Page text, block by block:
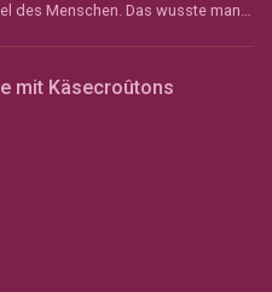
Der Darm ist die Wurzel des Menschen. Das wusste man schon im Altertum und vor über 2000 Jahren im ...
mit Käsecroûtons